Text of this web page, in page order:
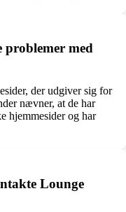
med
der udgiver sig for
nævner, at de har
hjemmesider og har
Lounge